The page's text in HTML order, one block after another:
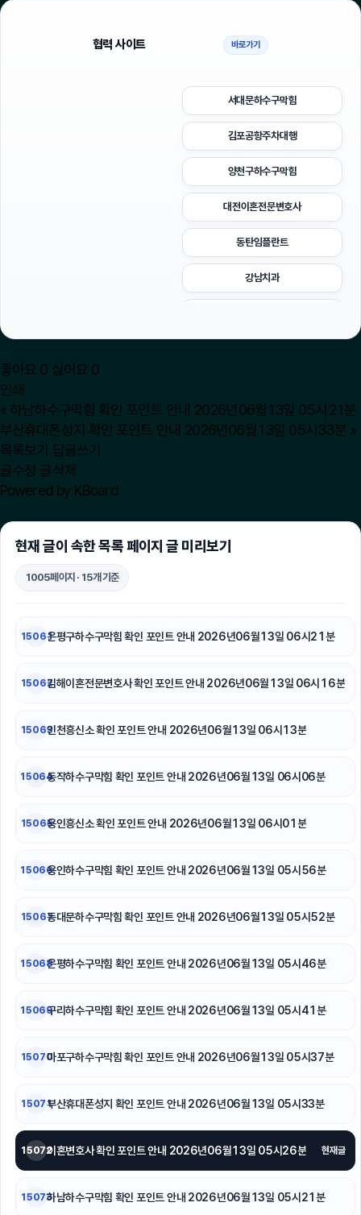
협력 사이트 바로가기
서대문하수구막힘
김포공항주차대행
양천구하수구막힘
대전이혼전문변호사
동탄임플란트
강남치과
광교피부과
양천하수구막힘
트립닷컴할인코드
수원피부과
흥신소
중랑하수구막힘
휴대폰성지
좋아요 0 싫어요 0
인쇄
« 하남하수구막힘 확인 포인트 안내 2026년06월13일 05시21분
부산휴대폰성지 확인 포인트 안내 2026년06월13일 05시33분 »
목록보기
답글쓰기
글수정 글삭제
Powered by KBoard
현재 글이 속한 목록 페이지 글 미리보기
1005페이지 · 15개 기준
15061은평구하수구막힘 확인 포인트 안내 2026년06월13일 06시21분
15062김해이혼전문변호사 확인 포인트 안내 2026년06월13일 06시16분
15063인천흥신소 확인 포인트 안내 2026년06월13일 06시13분
15064동작하수구막힘 확인 포인트 안내 2026년06월13일 06시06분
15065용인흥신소 확인 포인트 안내 2026년06월13일 06시01분
15066용인하수구막힘 확인 포인트 안내 2026년06월13일 05시56분
15067동대문하수구막힘 확인 포인트 안내 2026년06월13일 05시52분
15068은평하수구막힘 확인 포인트 안내 2026년06월13일 05시46분
15069구리하수구막힘 확인 포인트 안내 2026년06월13일 05시41분
15070마포구하수구막힘 확인 포인트 안내 2026년06월13일 05시37분
15071부산휴대폰성지 확인 포인트 안내 2026년06월13일 05시33분
15072이혼변호사 확인 포인트 안내 2026년06월13일 05시26분 현재글
15073하남하수구막힘 확인 포인트 안내 2026년06월13일 05시21분